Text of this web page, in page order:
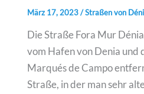
März 17, 2023/Straßen von
Die Straße Fora Mur
vom Hafen von Denia und
Marqués de Campo
Straße, in der man sehr